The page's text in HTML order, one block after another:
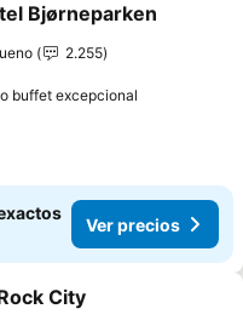
a favoritos
Bjørneparken
2.255
buffet excepcional
Ver precios
a favoritos
City